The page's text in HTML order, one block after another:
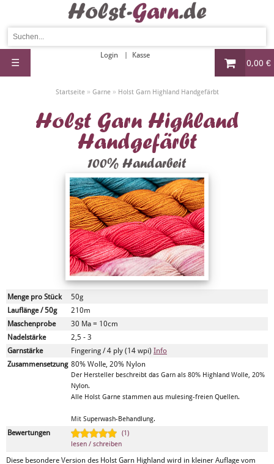
0,00 €
Login Kasse
☰
Startseite» Garne» Holst Garn Highland Handgefärbt
Holst Garn Highland
Handgefärbt
100% Handarbeit
Menge pro Stück
50g
Lauflänge / 50g
210m
Maschenprobe
30 Ma = 10cm
Nadelstärke
2,5 - 3
Garnstärke
Fingering / 4 ply (14 wpi) Info
Zusammensetzung 80% Wolle, 20% Nylon
Der Hersteller beschreibt das Garn als 80% Highland Wolle, 20%
Nylon.
Alle Holst Garne stammen aus mulesing-freien Quellen.
Mit Superwash-Behandlung.
Bewertungen
(1)
lesen / schreiben
Diese besondere Version des Holst Garn Highland wird in kleiner Auflage vom